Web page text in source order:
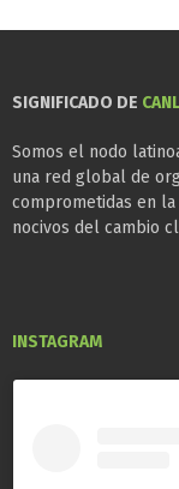
SIGNIFICADO DE
Somos el nodo
una red global de
comprometidas en
nocivos del cambio
INSTAGRAM